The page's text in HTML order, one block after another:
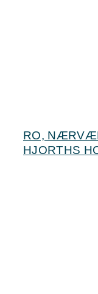
RO,
HJORTHS